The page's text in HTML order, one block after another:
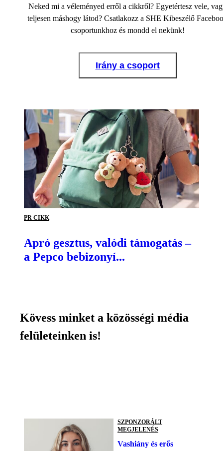
Neked mi a véleményed erről a cikkről? Egyetértesz vele,
teljesen máshogy látod? Csatlakozz a SHE Kibeszélő
csoportunkhoz és mondd el nekünk!
Irány a csoport
PR CIKK
Apró gesztus, valódi támogatás –
a Pepco bebizonyí...
Kövess minket a közösségi média
felületeinken is!
SZPONZORÁLT
MEGJELENÉS
Vashiány és erős